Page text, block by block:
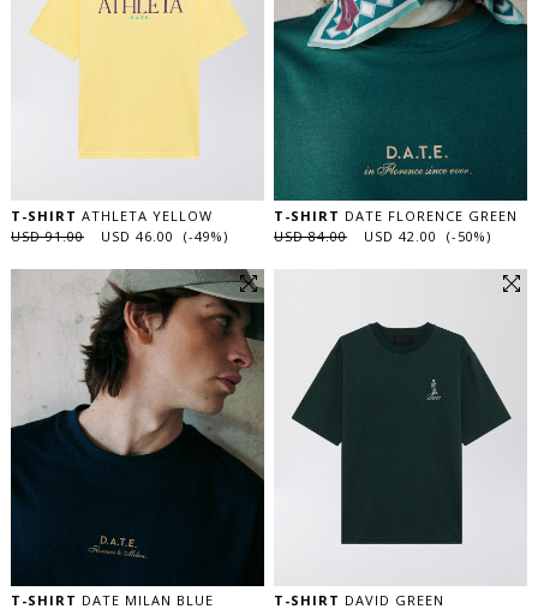
T-SHIRT ATHLETA YELLOW
USD 91.00
USD 46.00 (-49%)
T-SHIRT DATE FLORENCE GREEN
USD 84.00
USD 42.00 (-50%)
T-SHIRT DATE MILAN BLUE
T-SHIRT DAVID GREEN